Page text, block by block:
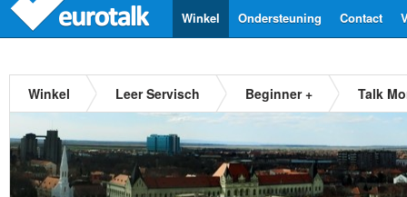
Contact
Ondersteuning
Winkel
Winkel Leer Servisch Beginner + Talk